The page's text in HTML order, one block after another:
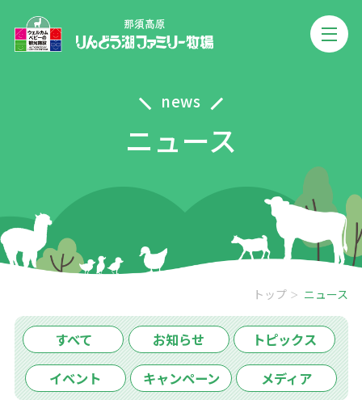
news
ニュース
トップ ニュース
すべて お知らせ トピックス
イベント キャンペーン メディア